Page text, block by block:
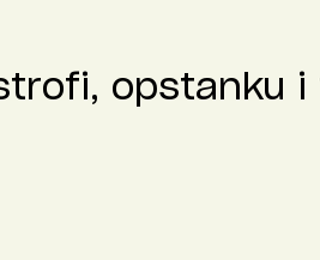
opstanku